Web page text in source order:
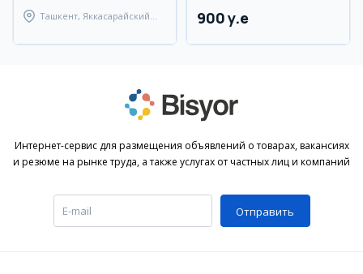
Ташкент, Яккасарайский
900 y.e
Интернет-сервис для размещения объявлений о товарах, вакансиях
и резюме на рынке труда, а также услугах от частных лиц и компаний
Отправить